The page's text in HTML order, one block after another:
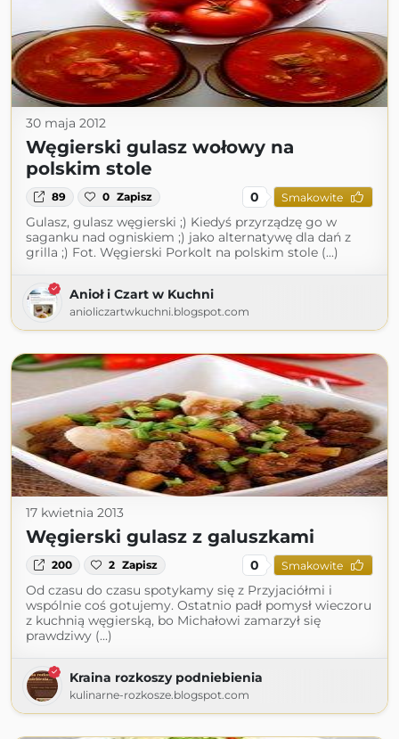
30 maja 2012
Węgierski gulasz wołowy na
polskim stole
89 0 Zapisz 0 Smakowite
Gulasz, gulasz węgierski ;) Kiedyś przyrządzę go w
saganku nad ogniskiem ;) jako alternatywę dla dań z
grilla ;) Fot. Węgierski Porkolt na polskim stole (...)
Anioł i Czart w Kuchni
anioliczartwkuchni.blogspot.com
17 kwietnia 2013
Węgierski gulasz z galuszkami
200 2 Zapisz 0 Smakowite
Od czasu do czasu spotykamy się z Przyjaciółmi i
wspólnie coś gotujemy. Ostatnio padł pomysł wieczoru
z kuchnią węgierską, bo Michałowi zamarzył się
prawdziwy (...)
Kraina rozkoszy podniebienia
kulinarne-rozkosze.blogspot.com